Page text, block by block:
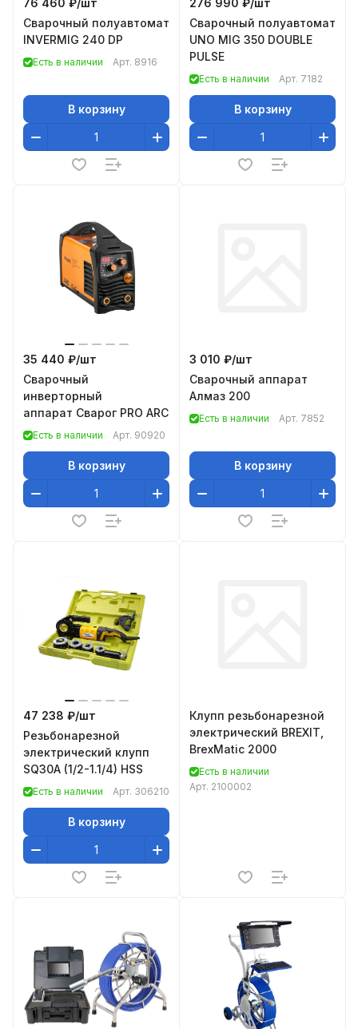
76 460 ₽/шт
Сварочный полуавтомат
INVERMIG 240 DP
Есть в наличии Арт. 8916
В корзину
276 990 ₽/шт
Сварочный полуавтомат
UNO MIG 350 DOUBLE
PULSE
Есть в наличии Арт. 7182
В корзину
35 440 ₽/шт
Сварочный
инверторный
аппарат Сварог PRO ARC 200 (Z209S) 90920
Есть в наличии Арт. 90920
В корзину
3 010 ₽/шт
Сварочный аппарат
Алмаз 200
Есть в наличии Арт. 7852
В корзину
47 238 ₽/шт
Резьбонарезной
электрический клупп
SQ30A (1/2-1.1/4) HSS
Есть в наличии Арт. 306210
В корзину
Клупп резьбонарезной
электрический BREXIT,
BrexMatic 2000
Есть в наличии
Арт. 2100002